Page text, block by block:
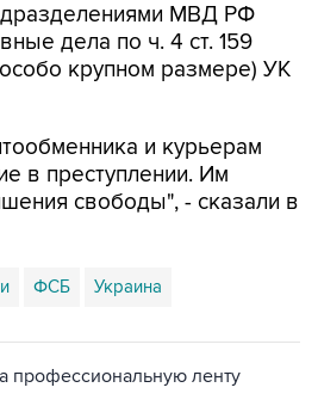
МВД РФ
дела по ч. 4 ст. 159
крупном размере) УК
и курьерам
в преступлении. Им
свободы", - сказали в
ФСБ Украина
профессиональную ленту